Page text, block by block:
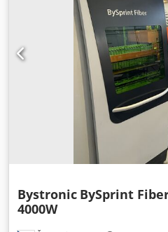
Bystronic BySprint
4000W